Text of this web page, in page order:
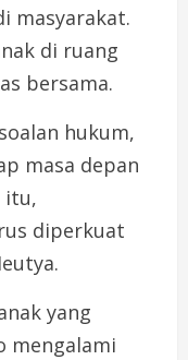
masyarakat.
di ruang
bersama.
hukum,
masa depan
itu,
diperkuat
yang
mengalami